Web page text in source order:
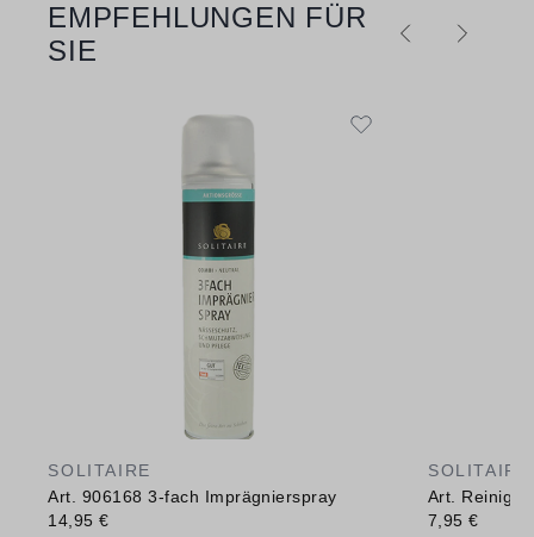
Produktgalerie überspringen
EMPFEHLUNGEN FÜR
SIE
SOLITAIRE
Art. 906168 3-fach Imprägnierspray
14,95 €
SOLITAIRE
Art.
7,95 €